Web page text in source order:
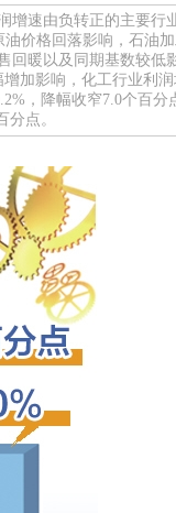
速由负转正的主要行
价格回落影响，石油
回暖以及同期基数较低
加影响，化工行业利
，降幅收窄7.0个百分
点。